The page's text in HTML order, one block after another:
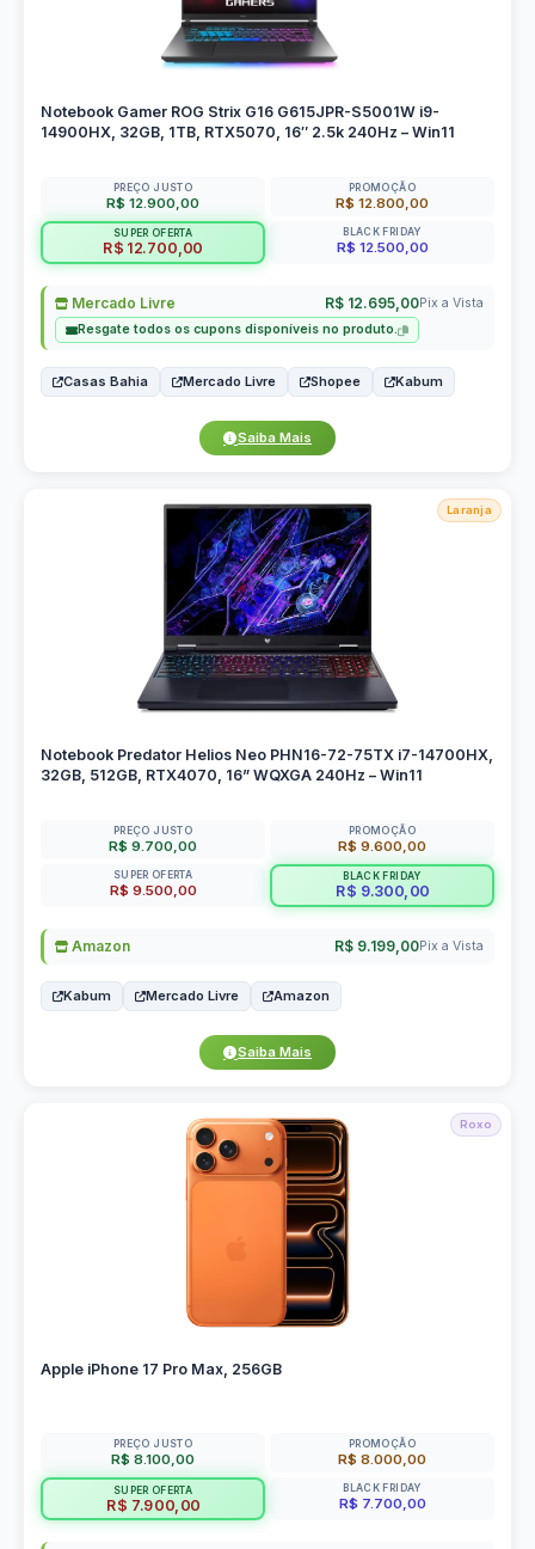
Notebook Gamer ROG Strix G16 G615JPR-S5001W i9-
14900HX, 32GB, 1TB, RTX5070, 16″ 2.5k 240Hz – Win11
PREÇO JUSTO
R$ 12.900,00
PROMOÇÃO
R$ 12.800,00
SUPER OFERTA
R$ 12.700,00
BLACK FRIDAY
R$ 12.500,00
Mercado Livre R$ 12.695,00Pix a Vista
Resgate todos os cupons disponíveis no produto.
Casas Bahia Mercado Livre Shopee Kabum
Saiba Mais
Laranja
Notebook Predator Helios Neo PHN16-72-75TX i7-14700HX,
32GB, 512GB, RTX4070, 16” WQXGA 240Hz – Win11
PREÇO JUSTO
R$ 9.700,00
PROMOÇÃO
R$ 9.600,00
SUPER OFERTA
R$ 9.500,00
BLACK FRIDAY
R$ 9.300,00
Amazon R$ 9.199,00Pix a Vista
Kabum Mercado Livre Amazon
Saiba Mais
Roxo
Apple iPhone 17 Pro Max, 256GB
PREÇO JUSTO
R$ 8.100,00
PROMOÇÃO
R$ 8.000,00
SUPER OFERTA
R$ 7.900,00
BLACK FRIDAY
R$ 7.700,00